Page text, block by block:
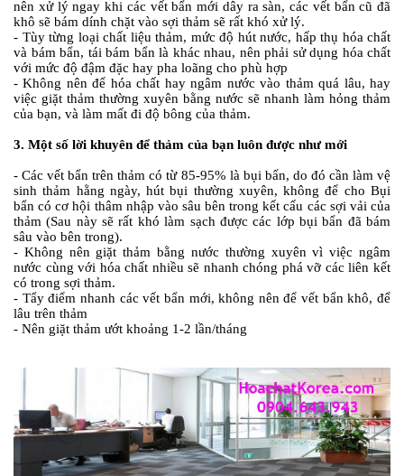
nên xử lý ngay khi các vết bẩn mới dây ra sàn, các vết bẩn cũ đã
khô sẽ bám dính chặt vào sợi thảm sẽ rất khó xử lý.
- Tùy từng loại chất liệu thảm, mức độ hút nước, hấp thụ hóa chất
và bám bẩn, tái bám bẩn là khác nhau, nên phải sử dụng hóa chất
với mức độ đậm đặc hay pha loãng cho phù hợp
- Không nên để hóa chất hay ngâm nước vào thảm quá lâu, hay
việc giặt thảm thường xuyên bằng nước sẽ nhanh làm hỏng thảm
của bạn, và làm mất đi độ bông của thảm.
3. Một số lời khuyên để thảm của bạn luôn được như mới
- Các vết bẩn trên thảm có từ 85-95% là bụi bẩn, do đó cần làm vệ
sinh thảm hằng ngày, hút bụi thường xuyên, không để cho Bụi
bẩn có cơ hội thâm nhập vào sâu bên trong kết cấu các sợi vải của
thảm (Sau này sẽ rất khó làm sạch được các lớp bụi bẩn đã bám
sâu vào bên trong).
- Không nên giặt thảm bằng nước thường xuyên vì việc ngâm
nước cùng với hóa chất nhiều sẽ nhanh chóng phá vỡ các liên kết
có trong sợi thảm.
- Tẩy điểm nhanh các vết bẩn mới, không nên để vết bẩn khô, để
lâu trên thảm
- Nên giặt thảm ướt khoảng 1-2 lần/tháng